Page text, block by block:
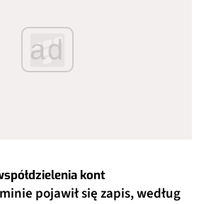
ad
kont
pojawił się zapis, według